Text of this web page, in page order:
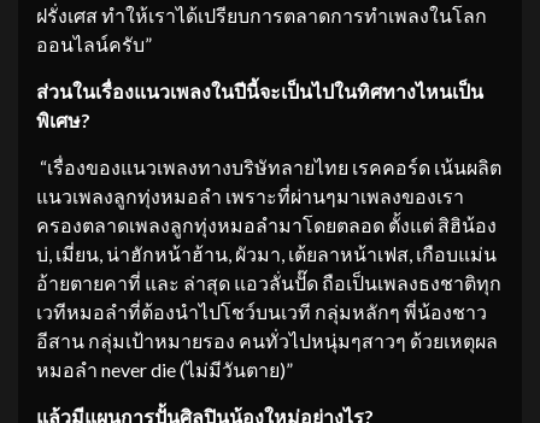
ฝรั่งเศส ทำให้เราได้เปรียบการตลาดการทำเพลงในโลก
ออนไลน์ครับ”
ส่วนในเรื่องแนวเพลงในปีนี้จะเป็นไปในทิศทางไหนเป็น
พิเศษ?
​ “เรื่องของแนวเพลงทางบริษัทลายไทย เรคคอร์ด เน้นผลิต
แนวเพลงลูกทุ่งหมอลำ เพราะที่ผ่านๆมาเพลงของเรา
ครองตลาดเพลงลูกทุ่งหมอลำมาโดยตลอด ตั้งแต่ สิฮิน้อง
บ่, เมี่ยน, น่าฮักหน้าฮ้าน, ผัวมา, เต้ยลาหน้าเฟส, เกือบแม่น
อ้ายตายคาที่ และ ล่าสุด แอวลั่นปั๊ด ถือเป็นเพลงธงชาติทุก
เวทีหมอลำที่ต้องนำไปโชว์บนเวที กลุ่มหลักๆ พี่น้องชาว
อีสาน กลุ่มเป้าหมายรอง คนทั่วไปหนุ่มๆสาวๆ ด้วยเหตุผล
หมอลำ never die (ไม่มีวันตาย)”
แล้วมีแผนการปั้นศิลปินน้องใหม่อย่างไร?